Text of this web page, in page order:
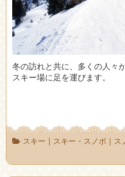
冬の訪れと共に、多くの人々
スキー場に足を運びます。
スキー | スキー・スノボ | ス